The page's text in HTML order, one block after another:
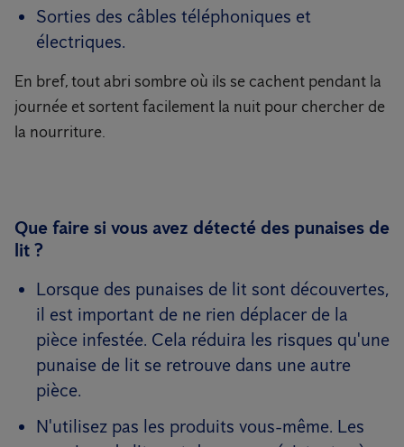
Sorties des câbles téléphoniques et
électriques.
En bref, tout abri sombre où ils se cachent pendant la
journée et sortent facilement la nuit pour chercher de
la nourriture.
Que faire si vous avez détecté des punaises de
lit ?
Lorsque des punaises de lit sont découvertes,
il est important de ne rien déplacer de la
pièce infestée. Cela réduira les risques qu'une
punaise de lit se retrouve dans une autre
pièce.
N'utilisez pas les produits vous-même. Les